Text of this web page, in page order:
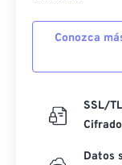
Conozca
SSL/
Cifrado
Datos